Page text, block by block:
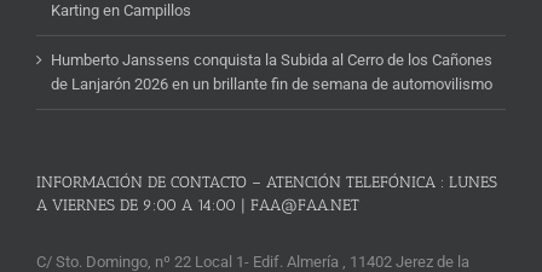
Karting en Campillos
Humberto Janssens conquista la Subida al Cerro de los Cañones
de Lanjarón 2026 en un brillante fin de semana de automovilismo
INFORMACIÓN DE CONTACTO – ATENCIÓN TELEFÓNICA : LUNES
A VIERNES DE 9:00 A 14:00 | FAA@FAA.NET
C/ Sto. Domingo, nº 22 Local 1- Edif. Almería , 11402 Jerez de la